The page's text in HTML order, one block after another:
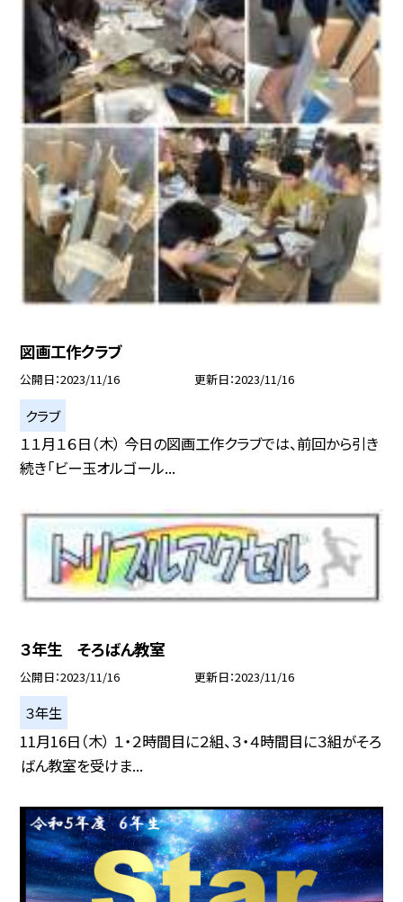
図画工作クラブ
公開日 2023/11/16 更新日 2023/11/16
クラブ
１１月１６日（木） 今日の図画工作クラブでは、前回から引き
続き「ビー玉オルゴール...
３年生 そろばん教室
公開日 2023/11/16 更新日 2023/11/16
３年生
11月16日（木） １・２時間目に２組、３・４時間目に３組がそろ
ばん教室を受けま...